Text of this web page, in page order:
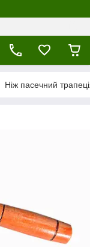
Ніж пасечний